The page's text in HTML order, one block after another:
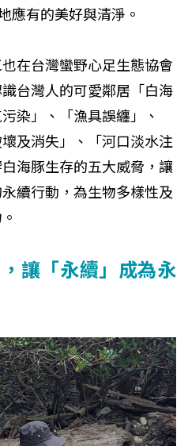
應有的美好與清淨。
在台灣蠻野心足生態協會
台灣人的可愛鄰居「白海
染」、「漁具誤纏」、
壞及消失」、「河口淡水注
海豚生存的五大威脅，讓
續行動，為生物多樣性及
讓「永續」成為永